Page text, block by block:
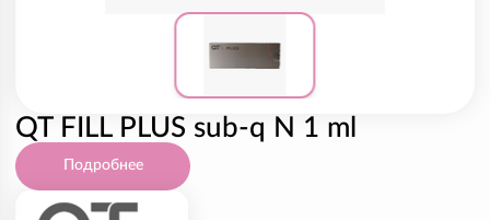
QT FILL PLUS sub-q N 1 ml
Подробнее